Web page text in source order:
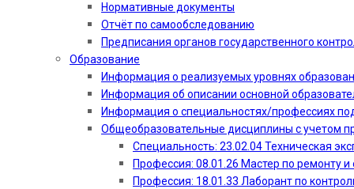
Нормативные документы
Отчёт по самообследованию
Предписания органов государственного
Образование
Информация о реализуемых уровнях
Информация об описании основной
Информация о специальностях/профессиях
Общеобразовательные дисциплины с учетом
Специальность: 23.02.04 Техническая
Профессия: 08.01.26 Мастер по ремонту
Профессия: 18.01.33 Лаборант по